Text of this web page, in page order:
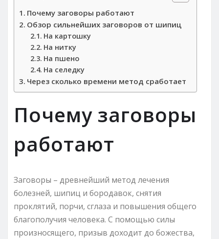
Почему заговоры работают
Обзор сильнейших заговоров от шипиц
На картошку
На нитку
На пшено
На селедку
Через сколько времени метод сработает
Почему заговоры
работают
Заговоры – древнейший метод лечения
болезней, шипиц и бородавок, снятия
проклятий, порчи, сглаза и повышения общего
благополучия человека. С помощью силы
произносящего, призыв доходит до божества,